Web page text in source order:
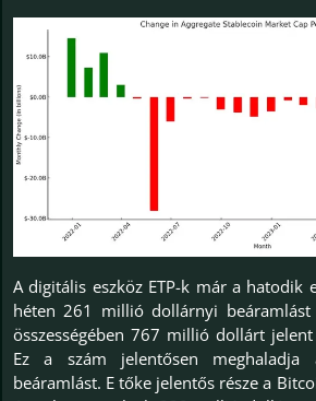
A digitális eszköz ETP-k már a hatodik
héten 261 millió dollárnyi
összességében 767 millió dollárt
Ez a szám jelentősen
beáramlást. E tőke jelentős része a